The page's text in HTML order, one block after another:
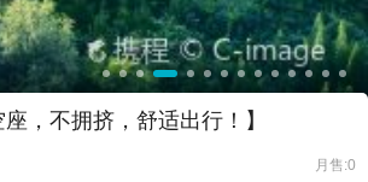
，不拥挤，舒适出行！】
月售:0